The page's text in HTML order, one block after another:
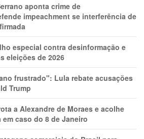
aponta crime de
impeachment se interferência de
especial contra desinformação e
eleições de 2026
frustrado": Lula rebate acusações
Trump
a Alexandre de Moraes e acolhe
caso do 8 de Janeiro